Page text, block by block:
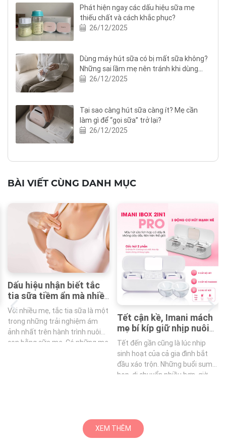
Phát hiện ngay các dấu hiệu sữa mẹ
thiếu chất và cách khắc phục?
26/12/2025
Dùng máy hút sữa có bị mất sữa không?
Những sai lầm mẹ nên tránh khi dùng
máy hút sữa
26/12/2025
Tại sao càng hút sữa càng ít? Mẹ cần
làm gì để “gọi sữa” trở lại?
26/12/2025
BÀI VIẾT CÙNG DANH MỤC
Dấu hiệu nhận biết tắc
tia sữa tiềm ẩn mà nhiều
mẹ dễ bỏ qua
Với nhiều mẹ, tắc tia sữa là một
trong những trải nghiệm ám
ảnh nhất trên hành trình nuôi
con bằng sữa mẹ. Có những mẹ
biết tắc tia sữa tiềm ẩn để mẹ
có thể nhận biết và xử lý sớm.
Tết cận kề, Imani mách
mẹ bí kíp giữ nhịp nuôi
con bằng sữa mẹ với
Imani iBox 2in1 Pro
Tết đến gần cũng là lúc nhịp
sinh hoạt của cả gia đình bắt
đầu xáo trộn. Những buổi sum
họp, di chuyển nhiều hơn, giờ
sữa của mẹ. Imani mách mẹ bí
kíp giữ được nhịp nuôi con bằng
sữa mẹ ổn định giữa lịch trình
XEM THÊM